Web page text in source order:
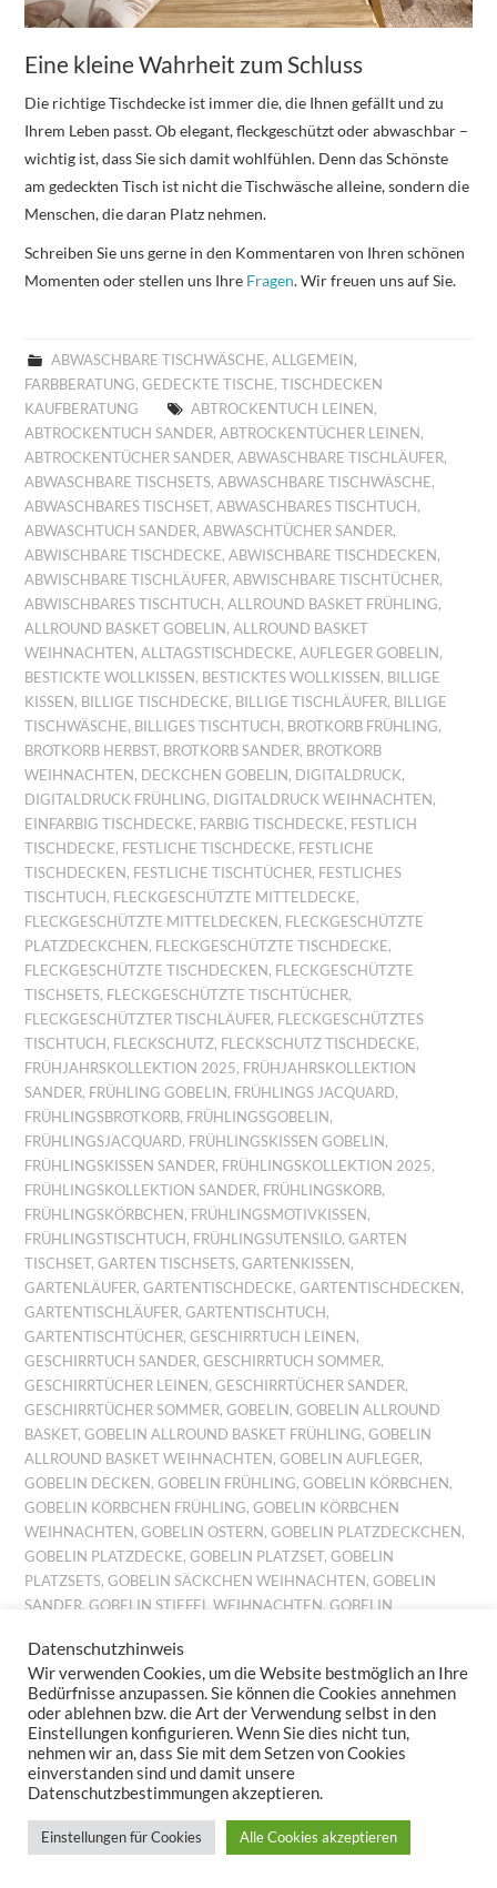
Eine kleine Wahrheit zum Schluss
Die richtige Tischdecke ist immer die, die Ihnen gefällt und zu
Ihrem Leben passt. Ob elegant, fleckgeschützt oder abwaschbar –
wichtig ist, dass Sie sich damit wohlfühlen. Denn das Schönste
am gedeckten Tisch ist nicht die Tischwäsche alleine, sondern die
Menschen, die daran Platz nehmen.
Schreiben Sie uns gerne in den Kommentaren von Ihren schönen
Momenten oder stellen uns Ihre Fragen. Wir freuen uns auf Sie.
ABWASCHBARE TISCHWÄSCHE, ALLGEMEIN ,
FARBBERATUNG,GEDECKTE TISCHE,TISCHDECKEN
KAUFBERATUNG
ABTROCKENTUCH LEINEN ,
ABTROCKENTUCH SANDER,ABTROCKENTÜCHER LEINEN ,
ABTROCKENTÜCHER SANDER,ABWASCHBARE TISCHLÄUFER,
ABWASCHBARE TISCHSETS,ABWASCHBARE TISCHWÄSCHE,
ABWASCHBARES TISCHSET,ABWASCHBARES TISCHTUCH ,
ABWASCHTUCH SANDER,ABWASCHTÜCHER SANDER,
ABWISCHBARE TISCHDECKE,ABWISCHBARE TISCHDECKEN ,
ABWISCHBARE TISCHLÄUFER,ABWISCHBARE TISCHTÜCHER,
ABWISCHBARES TISCHTUCH ,ALLROUND BASKET FRÜHLING,
ALLROUND BASKET GOBELIN ,ALLROUND BASKET
WEIHNACHTEN ,ALLTAGSTISCHDECKE,AUFLEGER GOBELIN ,
BESTICKTE WOLLKISSEN , BESTICKTES WOLLKISSEN , BILLIGE
KISSEN , BILLIGE TISCHDECKE, BILLIGE TISCHLÄUFER, BILLIGE
TISCHWÄSCHE, BILLIGES TISCHTUCH , BROTKORB FRÜHLING,
BROTKORB HERBST, BROTKORB SANDER, BROTKORB
WEIHNACHTEN , DECKCHEN GOBELIN , DIGITALDRUCK,
DIGITALDRUCK FRÜHLING, DIGITALDRUCK WEIHNACHTEN ,
EINFARBIG TISCHDECKE, FARBIG TISCHDECKE, FESTLICH
TISCHDECKE, FESTLICHE TISCHDECKE, FESTLICHE
TISCHDECKEN , FESTLICHE TISCHTÜCHER, FESTLICHES
TISCHTUCH , FLECKGESCHÜTZTE MITTELDECKE,
FLECKGESCHÜTZTE MITTELDECKEN , FLECKGESCHÜTZTE
PLATZDECKCHEN , FLECKGESCHÜTZTE TISCHDECKE,
FLECKGESCHÜTZTE TISCHDECKEN , FLECKGESCHÜTZTE
TISCHSETS, FLECKGESCHÜTZTE TISCHTÜCHER,
FLECKGESCHÜTZTER TISCHLÄUFER, FLECKGESCHÜTZTES
TISCHTUCH , FLECKSCHUTZ, FLECKSCHUTZ TISCHDECKE,
FRÜHJAHRSKOLLEKTION 2025, FRÜHJAHRSKOLLEKTION
SANDER, FRÜHLING GOBELIN , FRÜHLINGS JACQUARD,
FRÜHLINGSBROTKORB, FRÜHLINGSGOBELIN ,
FRÜHLINGSJACQUARD, FRÜHLINGSKISSEN GOBELIN ,
FRÜHLINGSKISSEN SANDER, FRÜHLINGSKOLLEKTION 2025,
FRÜHLINGSKOLLEKTION SANDER, FRÜHLINGSKORB,
FRÜHLINGSKÖRBCHEN , FRÜHLINGSMOTIVKISSEN ,
FRÜHLINGSTISCHTUCH , FRÜHLINGSUTENSILO,GARTEN
TISCHSET,GARTEN TISCHSETS,GARTENKISSEN ,
GARTENLÄUFER,GARTENTISCHDECKE,GARTENTISCHDECKEN ,
GARTENTISCHLÄUFER,GARTENTISCHTUCH ,
GARTENTISCHTÜCHER,GESCHIRRTUCH LEINEN ,
GESCHIRRTUCH SANDER,GESCHIRRTUCH SOMMER,
GESCHIRRTÜCHER LEINEN ,GESCHIRRTÜCHER SANDER,
GESCHIRRTÜCHER SOMMER,GOBELIN ,GOBELIN ALLROUND
BASKET,GOBELIN ALLROUND BASKET FRÜHLING,GOBELIN
ALLROUND BASKET WEIHNACHTEN ,GOBELIN AUFLEGER,
GOBELIN DECKEN ,GOBELIN FRÜHLING,GOBELIN KÖRBCHEN ,
GOBELIN KÖRBCHEN FRÜHLING,GOBELIN KÖRBCHEN
WEIHNACHTEN ,GOBELIN OSTERN ,GOBELIN PLATZDECKCHEN ,
GOBELIN PLATZDECKE,GOBELIN PLATZSET,GOBELIN
PLATZSETS,GOBELIN SÄCKCHEN WEIHNACHTEN ,GOBELIN
SANDER,GOBELIN STIEFEL WEIHNACHTEN,GOBELIN
GOBELIN TISCHTUCH,GOBELIN TISCHTÜCHER
WEIHNACHTEN , GOBELINKISSEN FRÜHLING,GOBELINKISSEN
HERBST,GOBELINKISSEN SOMMER,GOBELINKISSEN
WEIHNACHTEN,GOBELINLÄUFER,GOBELINLÄUFER HERBST
GOBELINS HERBST,GOBELINSET FRÜHLING,GOBELINSET
HERBST,GOBELINSET OSTERN,GOBELINSET SOMMER
GOBELINSET WEIHNACHTEN,GOBELINSETS HERBST
GOBELINSETS OSTERN,GOBELINSETS SOMMER,
GOBELINTISCHLÄUFER
GOBELINTISCHSET FRÜHLING
Datenschutzhinweis
Wir verwenden Cookies, um die Website bestmöglich an Ihre
Bedürfnisse anzupassen. Sie können die Cookies annehmen
oder ablehnen bzw. die Art der Verwendung selbst in den
Einstellungen konfigurieren. Wenn Sie dies nicht tun,
nehmen wir an, dass Sie mit dem Setzen von Cookies
einverstanden sind und damit unsere
Datenschutzbestimmungen akzeptieren.
Einstellungen für Cookies Alle Cookies akzeptieren